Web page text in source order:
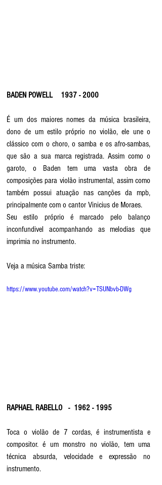
BADEN POWELL    1937 - 2000
É um dos maiores nomes da música brasileira,
dono de um estilo próprio no violão, ele une o
clássico com o choro, o samba e os afro-sambas,
que são a sua marca registrada. Assim como o
garoto, o Baden tem uma vasta obra de
composições para violão instrumental, assim como
também possui atuação nas canções da mpb,
principalmente com o cantor Vinicius de Moraes.
Seu estilo próprio é marcado pelo balanço
inconfundivel acompanhando as melodias que
imprimia no instrumento.
Veja a música Samba triste:
https://www.youtube.com/watch?v=TSUNbvb-DWg
RAPHAEL RABELLO   -  1962 - 1995
Toca o violão de 7 cordas, é instrumentista e
compositor. é um monstro no violão, tem uma
técnica absurda, velocidade e expressão no
instrumento.